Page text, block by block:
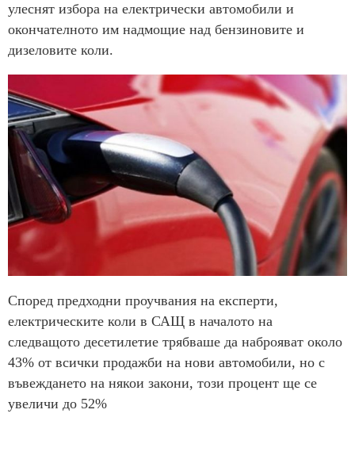
улеснят избора на електрически автомобили и
окончателното им надмощие над бензиновите и
дизеловите коли.
Според предходни проучвания на експерти,
електрическите коли в САЩ в началото на
следващото десетилетие трябваше да наброяват около
43% от всички продажби на нови автомобили, но с
въвеждането на някои закони, този процент ще се
увеличи до 52%